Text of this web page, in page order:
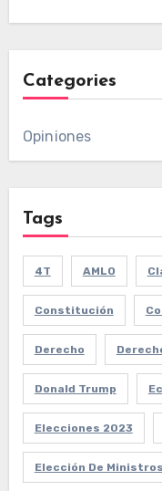
Categories
Opiniones
Tags
4T AMLO
Constitución
Derecho
Donald Trump
Elecciones 2023
Elección De Ministros